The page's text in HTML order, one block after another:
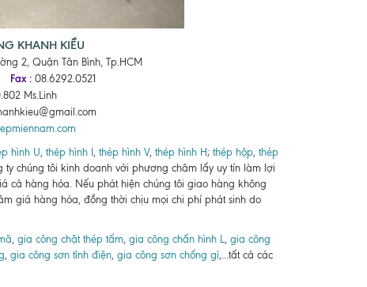
KHANH KIỀU
2, Quận Tân Bình, Tp.HCM
Fax : 08.6292.0521
Ms.Linh
hình U,thép hình I , thép hình V, thép hình H; thép hộp, thép
ty chúng tôi kinh doanh với phương châm lấy uy tín làm lợi
cả hàng hóa. Nếu phát hiện chúng tôi giao hàng không
giá hàng hóa, đồng thời chịu mọi chi phí phát sinh do
, gia công chặt thép tấm, gia công chấn hình L, gia công
, gia công sơn tỉnh điện, gia công sơn chống gỉ,...tất cả các